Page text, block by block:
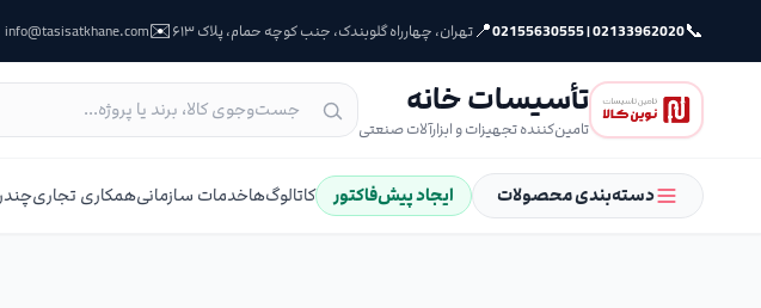
📞
02133962020 | 02155630555
📍تهران، چهارراه گلوبندک، جنب کوچه حمام، پلاک ۶۱۳ ✉️
info@tasisatkhane.com
تأسیسات خانه
تامین‌کننده تجهیزات و ابزارآلات صنعتی
دسته‌بندی محصولات ایجاد پیش‌فاکتور کاتالوگ‌هاخدمات سازمانیهمکاری تجاری